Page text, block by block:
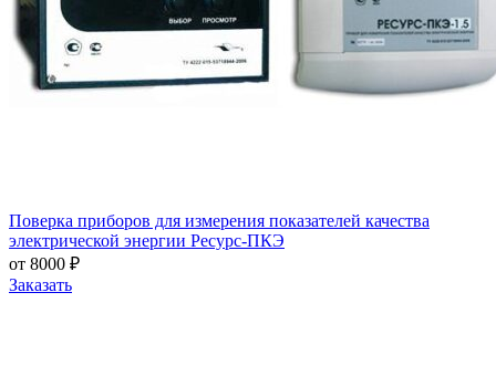
Поверка приборов для измерения показателей качества
электрической энергии Ресурс-ПКЭ
от 8000 ₽
Заказать